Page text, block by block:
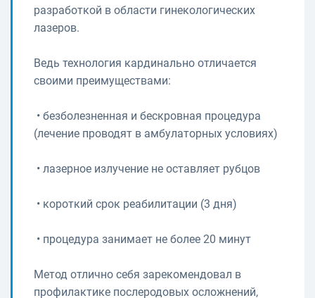
разработкой в области гинекологических
лазеров.
Ведь технология кардинально отличается
своими преимуществами:
• безболезненная и бескровная процедура
(лечение проводят в амбулаторных условиях)
• лазерное излучение не оставляет рубцов
• короткий срок реабилитации (3 дня)
• процедура занимает не более 20 минут
Метод отлично себя зарекомендовал в
профилактике послеродовых осложнений,